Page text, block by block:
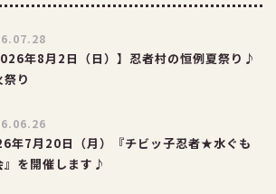
年8月2日（日）】忍者村の恒例夏祭り♪
祭り
年7月20日（月）『チビッ子忍者★水ぐも
』を開催します♪